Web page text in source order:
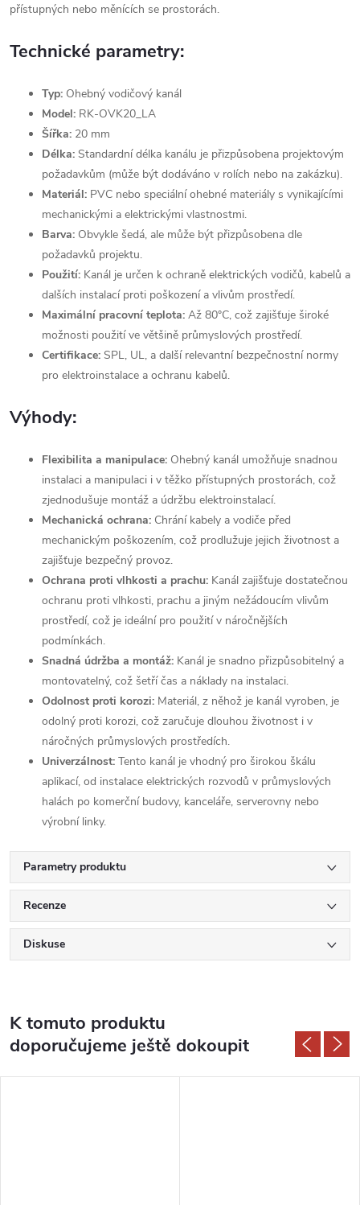
přístupných nebo měnících se prostorách.
Technické parametry:
Typ: Ohebný vodičový kanál
Model: RK-OVK20_LA
Šířka: 20 mm
Délka: Standardní délka kanálu je přizpůsobena projektovým
požadavkům (může být dodáváno v rolích nebo na zakázku).
Materiál: PVC nebo speciální ohebné materiály s vynikajícími
mechanickými a elektrickými vlastnostmi.
Barva: Obvykle šedá, ale může být přizpůsobena dle
požadavků projektu.
Použití: Kanál je určen k ochraně elektrických vodičů, kabelů a
dalších instalací proti poškození a vlivům prostředí.
Maximální pracovní teplota: Až 80°C, což zajišťuje široké
možnosti použití ve většině průmyslových prostředí.
Certifikace: SPL, UL, a další relevantní bezpečnostní normy
pro elektroinstalace a ochranu kabelů.
Výhody:
Flexibilita a manipulace: Ohebný kanál umožňuje snadnou
instalaci a manipulaci i v těžko přístupných prostorách, což
zjednodušuje montáž a údržbu elektroinstalací.
Mechanická ochrana: Chrání kabely a vodiče před
mechanickým poškozením, což prodlužuje jejich životnost a
zajišťuje bezpečný provoz.
Ochrana proti vlhkosti a prachu: Kanál zajišťuje dostatečnou
ochranu proti vlhkosti, prachu a jiným nežádoucím vlivům
prostředí, což je ideální pro použití v náročnějších
podmínkách.
Snadná údržba a montáž: Kanál je snadno přizpůsobitelný a
montovatelný, což šetří čas a náklady na instalaci.
Odolnost proti korozi: Materiál, z něhož je kanál vyroben, je
odolný proti korozi, což zaručuje dlouhou životnost i v
náročných průmyslových prostředích.
Univerzálnost: Tento kanál je vhodný pro širokou škálu
aplikací, od instalace elektrických rozvodů v průmyslových
halách po komerční budovy, kanceláře, serverovny nebo
výrobní linky.
Parametry produktu
Recenze
Diskuse
K tomuto produktu
doporučujeme ještě dokoupit